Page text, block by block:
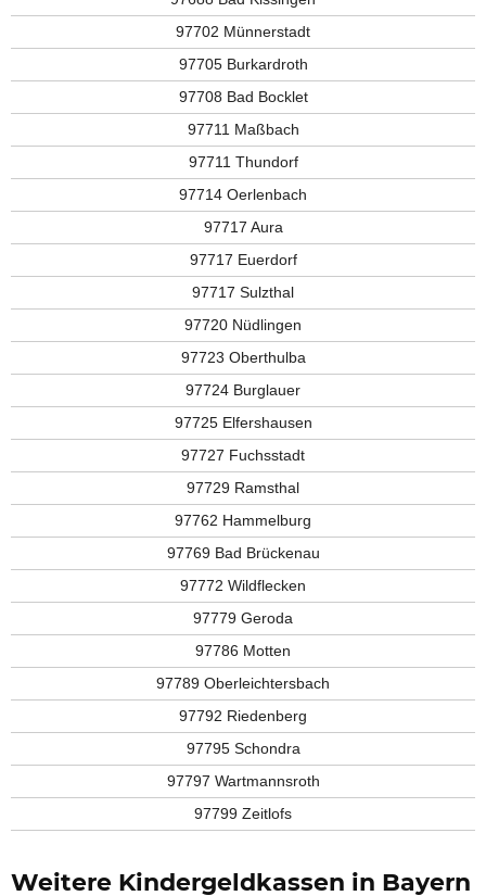
97702 Münnerstadt
97705 Burkardroth
97708 Bad Bocklet
97711 Maßbach
97711 Thundorf
97714 Oerlenbach
97717 Aura
97717 Euerdorf
97717 Sulzthal
97720 Nüdlingen
97723 Oberthulba
97724 Burglauer
97725 Elfershausen
97727 Fuchsstadt
97729 Ramsthal
97762 Hammelburg
97769 Bad Brückenau
97772 Wildflecken
97779 Geroda
97786 Motten
97789 Oberleichtersbach
97792 Riedenberg
97795 Schondra
97797 Wartmannsroth
97799 Zeitlofs
Weitere Kindergeldkassen in Bayern